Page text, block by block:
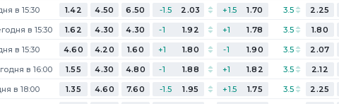
в 15:30 1.42 4.50 6.50 -1.5 2.03 +1.5 1.70 3.5 2.25
в 15:30 1.62 4.30 4.30 -1 1.92 +1 1.78 3.5 1.80
в 15:30 4.60 4.20 1.60 +1 1.80 -1 1.90 3.5 2.07
в 16:00 1.55 4.30 4.80 -1 1.88 +1 1.82 3.5 2.12
в 18:00 1.35 4.60 7.60 -1.5 1.95 +1.5 1.75 3.5 2.25